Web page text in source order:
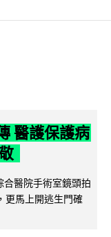
醫護保護病
醫院手術室鏡頭拍
更馬上開逃生門確